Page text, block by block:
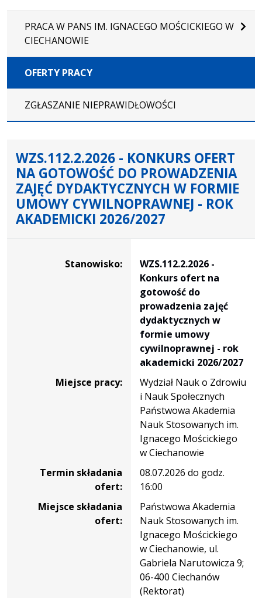
PRACA W PANS IM. IGNACEGO MOŚCICKIEGO W
CIECHANOWIE
OFERTY PRACY
ZGŁASZANIE NIEPRAWIDŁOWOŚCI
WZS.112.2.2026 - KONKURS OFERT
NA GOTOWOŚĆ DO PROWADZENIA
ZAJĘĆ DYDAKTYCZNYCH W FORMIE
UMOWY CYWILNOPRAWNEJ - ROK
AKADEMICKI 2026/2027
Stanowisko:
WZS.112.2.2026 -
Konkurs ofert na
gotowość do
prowadzenia zajęć
dydaktycznych w
formie umowy
cywilnoprawnej - rok
akademicki 2026/2027
Miejsce pracy:
Wydział Nauk o Zdrowiu
i Nauk Społecznych
Państwowa Akademia
Nauk Stosowanych im.
Ignacego Mościckiego
w Ciechanowie
Termin składania
ofert:
08.07.2026 do godz.
16:00
Miejsce składania
ofert:
Państwowa Akademia
Nauk Stosowanych im.
Ignacego Mościckiego
w Ciechanowie, ul.
Gabriela Narutowicza 9;
06-400 Ciechanów
(Rektorat)